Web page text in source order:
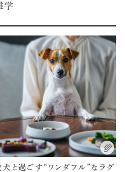
学
犬と過ごす“ワンダフル”なラグ